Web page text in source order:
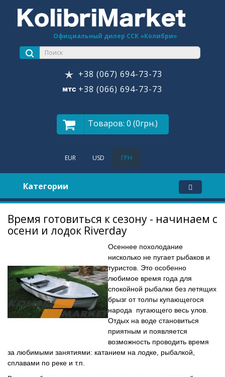
Официальный дилер ССК «Колибри»
+38 (067) 694-73-73
+38 (066) 694-73-73
Товаров: 0 (0грн.)
EUR USD ГРН
Категории
Время готовиться к сезону - начинаем с
осени и лодок Riverday
Осеннее похолодание
нисколько не пугает рыбаков и
туристов. Это особенно
любимое время года для
спокойной рыбалки без летящих
брызг от толпы купающегося
народа пугающего весь улов.
Отдых на воде становиться
приятным и появляется
возможность проводить время
за любимыми занятиями: катанием на лодке, рыбалкой,
сплавами по реке и т.п.